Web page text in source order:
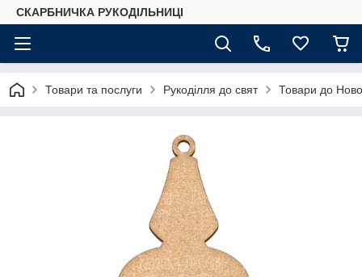
СКАРБНИЧКА РУКОДІЛЬНИЦІ
Товари та послуги Рукоділля до свят Товари до